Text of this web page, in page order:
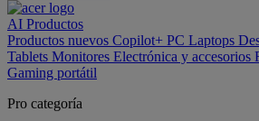
AI Productos
Productos nuevos Copilot+ PC Laptops
Tablets Monitores Electrónica y accesorios
Gaming portátil
Pro categoría